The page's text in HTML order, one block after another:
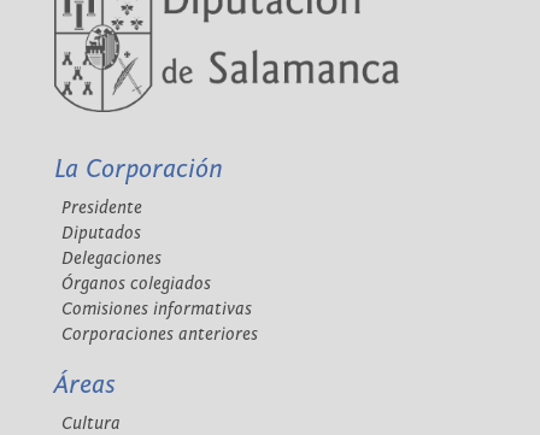
La Corporación
Presidente
Diputados
Delegaciones
Órganos colegiados
Comisiones informativas
Corporaciones anteriores
Áreas
Cultura